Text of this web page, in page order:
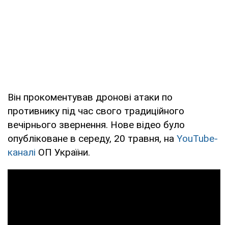
Він прокоментував дронові атаки по
противнику під час свого традиційного
вечірнього звернення. Нове відео було
опубліковане в середу, 20 травня, на YouTube-
каналі ОП України.